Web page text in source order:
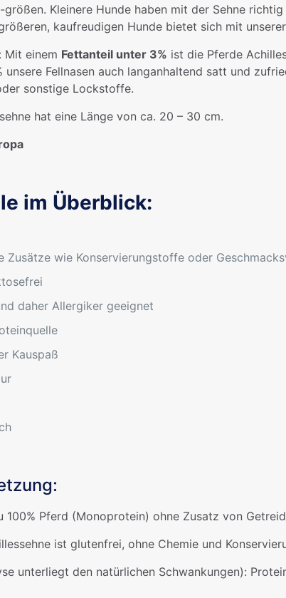
größen. Kleinere Hunde haben mit der Sehne
kaufreudigen Hunde bietet sich mit
Mit einem Fettanteil unter 3% ist die Pferde
Fellnasen auch langanhaltend satt und
sonstige Lockstoffe.
hat eine Länge von ca. 20 – 30 cm.
im Überblick:
Zusätze wie Konservierungstoffe oder
daher Allergiker geeignet
Kauspaß
100% Pferd (Monoprotein) ohne Zusatz von
ist glutenfrei, ohne Chemie und
unterliegt den natürlichen Schwankungen):